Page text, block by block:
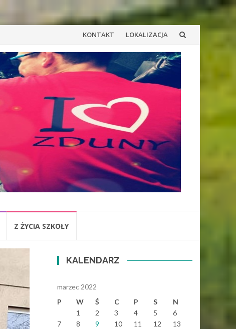
Przejdź
do
treści
KONTAKT LOKALIZACJA
Z ŻYCIA SZKOŁY
KALENDARZ
marzec 2022
P
W Ś C P S
N
1
2 3 4 5
6
7
8 9 10 11 12
13